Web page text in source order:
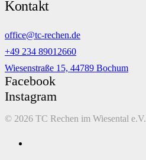
Kontakt
office@tc-rechen.de
+49 234 89012660
Wiesenstraße 15, 44789 Bochum
Facebook
Instagram
© 2026 TC Rechen im Wiesental e.V.